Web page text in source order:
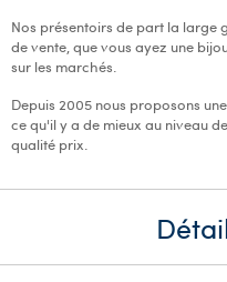
Nos présentoirs de part la large
de vente, que vous ayez une
sur les marchés.
Depuis 2005 nous proposons
ce qu'il y a de mieux au niveau
qualité prix.